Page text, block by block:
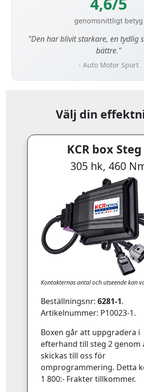
genomsnittligt betyg
"Den har blivit starkare, en tydlig
bättre."
- Auto Motor Sport
Välj din
KCR box Steg
305 hk, 460
Kontakternas antal och utseende kan
Beställningsnr: 6281-1.
Artikelnummer: P10023-1.
Boxen går att uppgradera i
efterhand till steg 2 genom
skickas till oss för
omprogrammering. Detta
1 800:- Frakter tillkommer.